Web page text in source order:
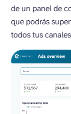
de un panel de
que podrás
todos tus